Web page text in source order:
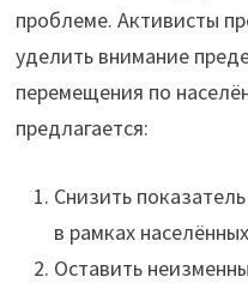
проблеме. Активисты
уделить внимание
перемещения по
предлагается:
Снизить
в рамках
Оставить